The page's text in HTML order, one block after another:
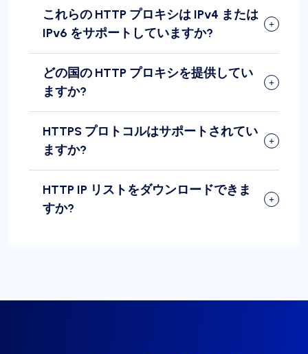
これらの HTTP プロキシは IPv4 または
IPv6 をサポートしていますか?
どの国の HTTP プロキシを提供してい
ますか?
HTTPS プロトコルはサポートされてい
ますか?
HTTP IP リストをダウンロードできま
すか?